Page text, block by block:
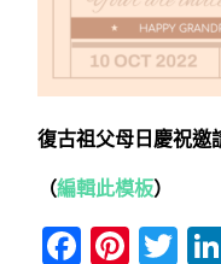
復古祖父母日慶祝邀
（編輯此模板）